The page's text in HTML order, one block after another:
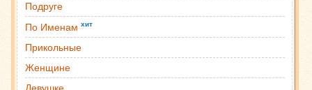
Подруге
По Именам хит
Прикольные
Женщине
Девушке